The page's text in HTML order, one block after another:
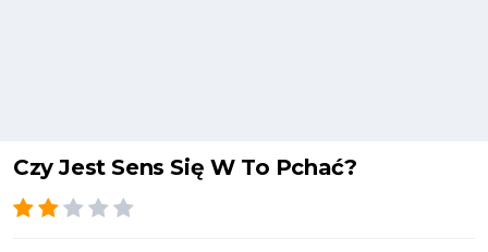
Czy Jest Sens Się W To Pchać?